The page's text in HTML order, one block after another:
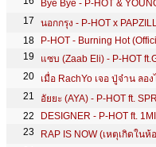
นอกกรุง - P-HOT x
P-HOT - Burning Hot
แซบ (Zaab Eli) ​- P-HOT
เมื่อ RachYo เจอ ปู่จ๋าน ลอ
อัยยะ (AYA) - P-HOT ft.
RAP IS NOW (เหตุเกิดใน